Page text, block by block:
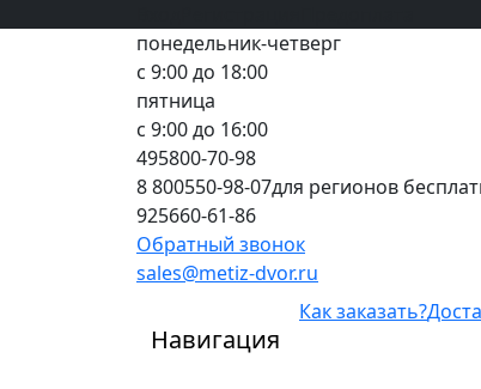
понедельник-четверг
с 9:00 до 18:00
пятница
с 9:00 до 16:00
495800-70-98
8 800550-98-07для регионов
925660-61-86
Обратный звонок
sales@metiz-dvor.ru
Навигация
Как заказать?